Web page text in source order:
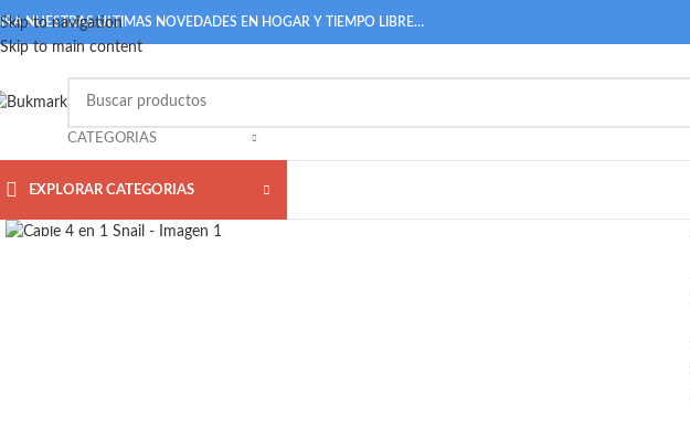
Skip to navigation
Skip to main content
NUESTRAS ULTIMAS NOVEDADES EN HOGAR Y TIEMPO LIBRE…
CATEGORIAS
EXPLORAR CATEGORIAS